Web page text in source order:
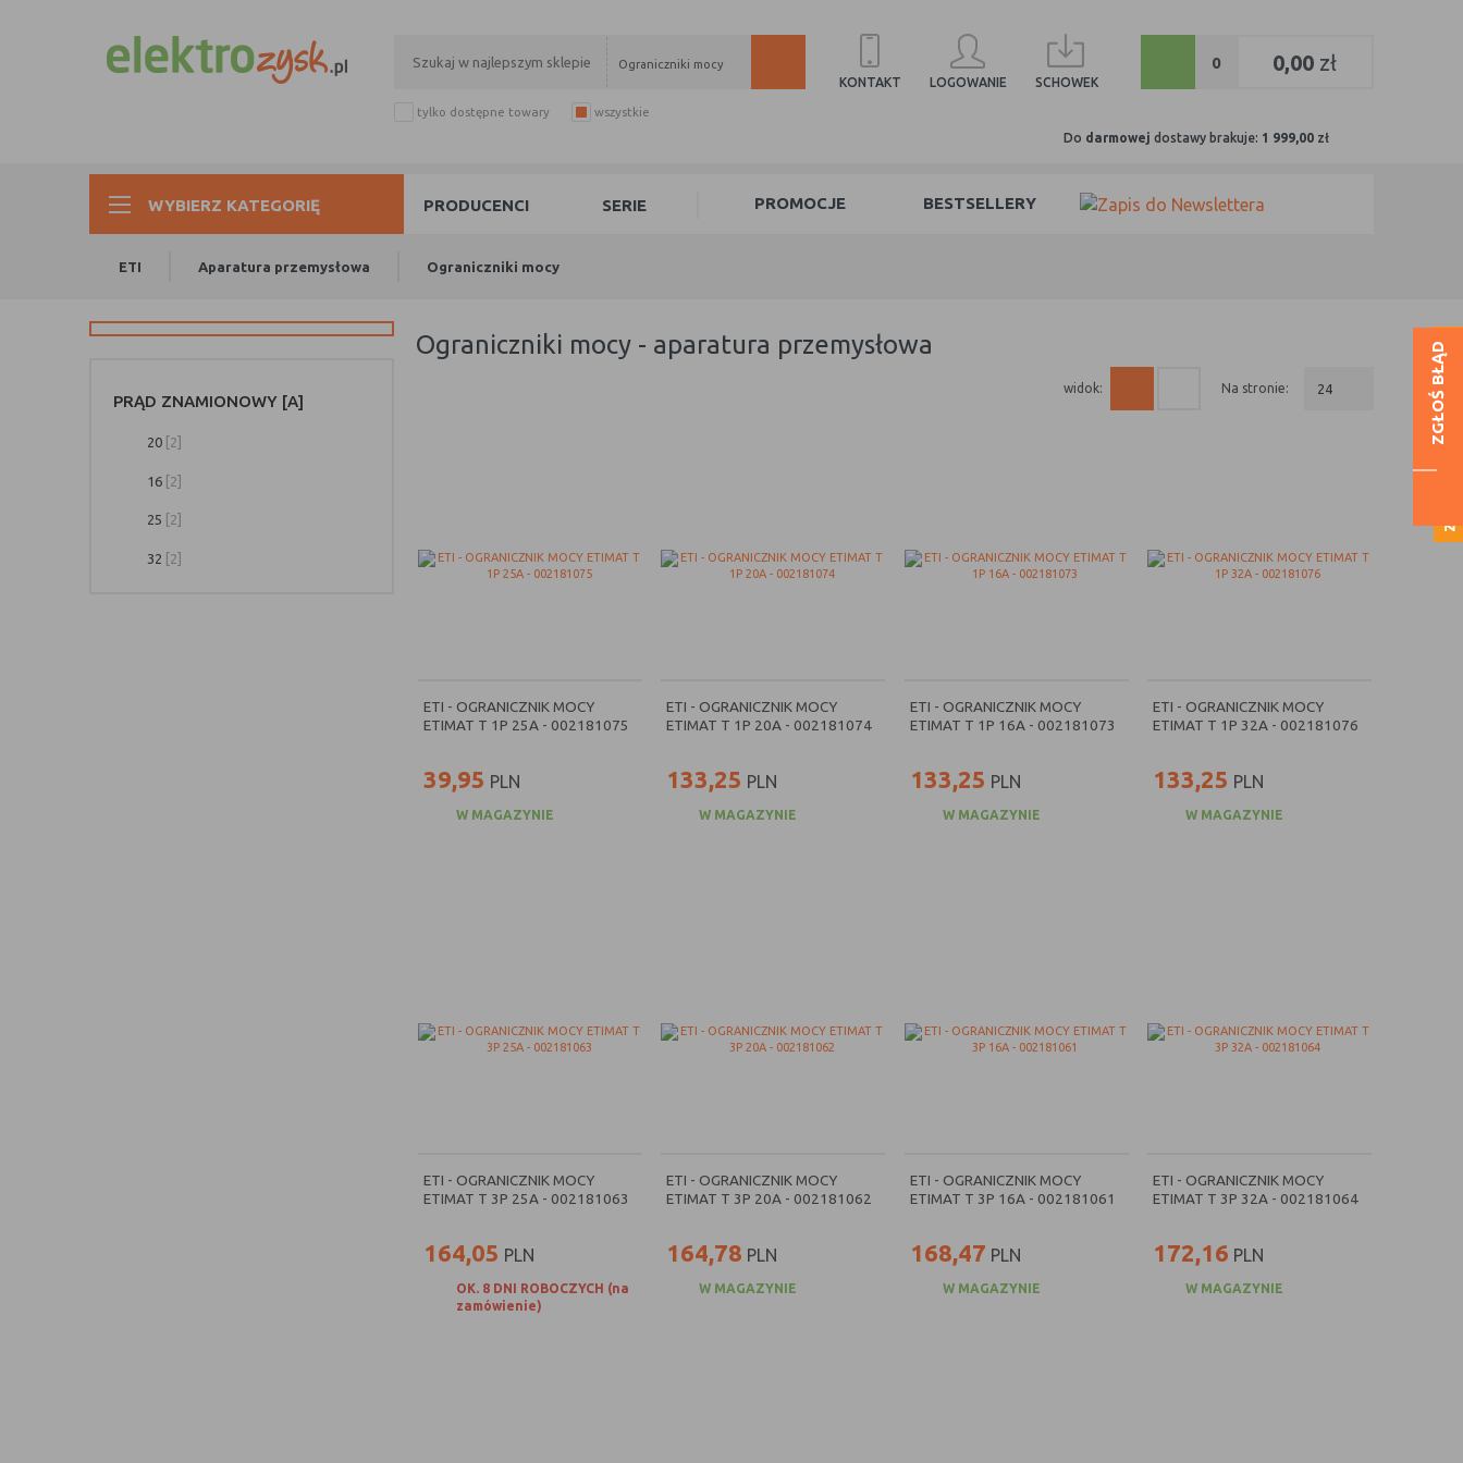
Ograniczniki mocy
tylko dostępne towary wszystkie
KONTAKT LOGOWANIE SCHOWEK
0 0,00 zł
Do darmowej dostawy brakuje: 1 999,00 zł
WYBIERZ KATEGORIĘ PRODUCENCI SERIE PROMOCJE BESTSELLERY
ETI Aparatura przemysłowa Ograniczniki mocy
PRĄD ZNAMIONOWY [A]
20 [2]
16 [2]
25 [2]
32 [2]
ograniczniki mocy - aparatura przemysłowa
widok: na stronie: 24
ETI - OGRANICZNIK MOCY
ETIMAT T 1P 25A - 002181075
39,95 PLN
W MAGAZYNIE
ETI - OGRANICZNIK MOCY
ETIMAT T 1P 20A - 002181074
133,25 PLN
W MAGAZYNIE
ETI - OGRANICZNIK MOCY
ETIMAT T 1P 16A - 002181073
133,25 PLN
W MAGAZYNIE
ETI - OGRANICZNIK MOCY
ETIMAT T 1P 32A - 002181076
133,25 PLN
W MAGAZYNIE
ETI - OGRANICZNIK MOCY
ETIMAT T 3P 25A - 002181063
164,05 PLN
OK. 8 DNI ROBOCZYCH (na
zamówienie)
ETI - OGRANICZNIK MOCY
ETIMAT T 3P 20A - 002181062
164,78 PLN
W MAGAZYNIE
ETI - OGRANICZNIK MOCY
ETIMAT T 3P 16A - 002181061
168,47 PLN
W MAGAZYNIE
ETI - OGRANICZNIK MOCY
ETIMAT T 3P 32A - 002181064
172,16 PLN
W MAGAZYNIE
ZGŁOŚ BŁĄD